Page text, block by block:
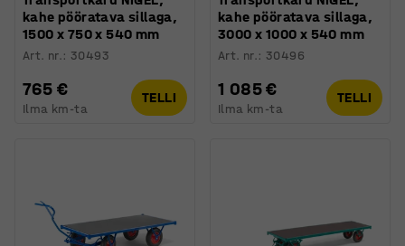
kahe pööratava sillaga,
1500 x 750 x 540 mm
Art. nr.: 30493
765 €
Ilma km-ta
TELLI
kahe pööratava sillaga,
3000 x 1000 x 540 mm
Art. nr.: 30496
1 085 €
Ilma km-ta
TELLI